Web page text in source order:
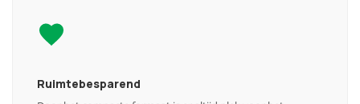
Ruimtebesparend